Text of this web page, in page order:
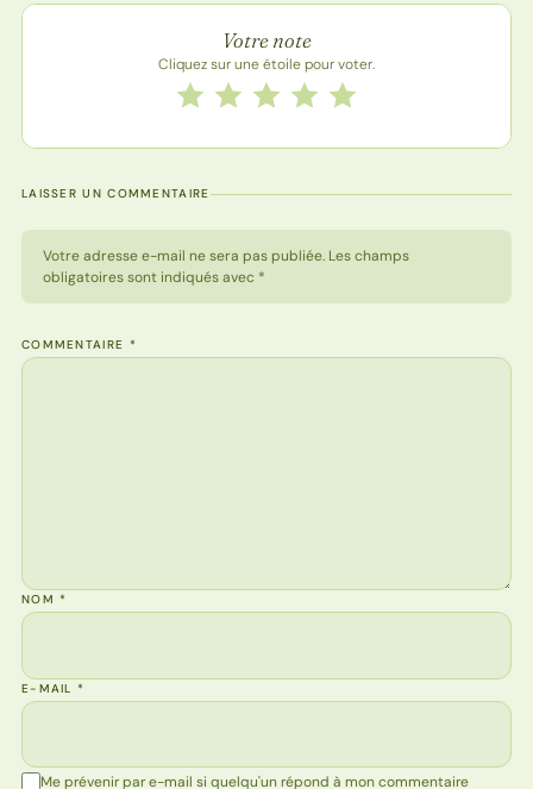
Note de la recette
Votre note
Cliquez sur une étoile pour voter.
Notez cette recette de 1 à 5 étoiles
5 étoiles
4 étoiles
3 étoiles
2 étoiles
1 étoile
LAISSER UN COMMENTAIRE
Votre adresse e-mail ne sera pas publiée. Les champs
obligatoires sont indiqués avec *
COMMENTAIRE *
NOM*
E-MAIL*
Me prévenir par e-mail si quelqu'un répond à mon commentaire